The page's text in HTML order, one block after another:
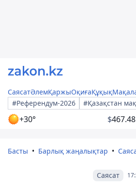
СаясатӘлемҚаржыОқиғаҚұқық
#Референдум-2026
#Қазақстан
+30° $467.48
Басты Барлық жаңалықтар
Саясат